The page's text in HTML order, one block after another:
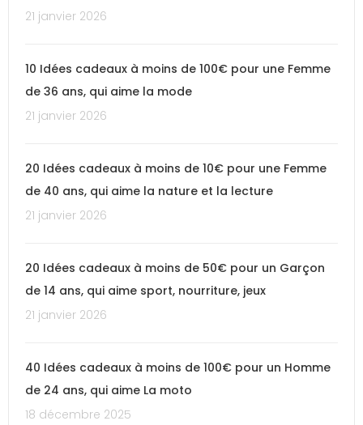
21 janvier 2026
10 Idées cadeaux à moins de 100€ pour une Femme
de 36 ans, qui aime la mode
21 janvier 2026
20 Idées cadeaux à moins de 10€ pour une Femme
de 40 ans, qui aime la nature et la lecture
21 janvier 2026
20 Idées cadeaux à moins de 50€ pour un Garçon
de 14 ans, qui aime sport, nourriture, jeux
21 janvier 2026
40 Idées cadeaux à moins de 100€ pour un Homme
de 24 ans, qui aime La moto
18 décembre 2025